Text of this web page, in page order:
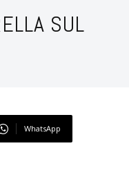
SUL
WhatsApp